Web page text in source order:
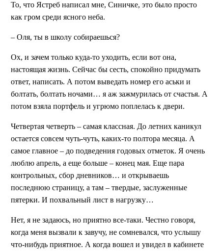
То, что Ястреб написал мне, Синичке, это было просто
как гром среди ясного неба.
– Оля, ты в школу собираешься?
Ох, и зачем только куда-то уходить, если вот она,
настоящая жизнь. Сейчас бы сесть, спокойно придумать
ответ, написать. А потом выведать номер его аськи и
болтать, болтать ночами… я аж зажмурилась от счастья. А
потом взяла портфель и угрюмо поплелась к двери.
Четвертая четверть – самая классная. До летних каникул
остается совсем чуть-чуть, каких-то полтора месяца. А
самое главное – до подведения годовых отметок. Я очень
люблю апрель, а еще больше – конец мая. Еще пара
контрольных, сбор дневников… и открываешь
последнюю страницу, а там – твердые, заслуженные
пятерки. И похвальный лист в нагрузку…
Нет, я не задаюсь, но приятно все-таки. Честно говоря,
когда меня вызвали к завучу, не сомневался, что услышу
что-нибудь приятное. А когда вошел и увидел в кабинете